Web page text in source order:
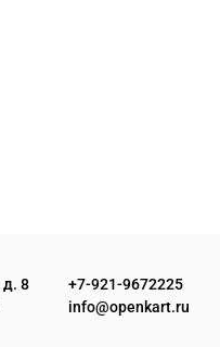
д. 8
+7-921-9672225
info@openkart.ru